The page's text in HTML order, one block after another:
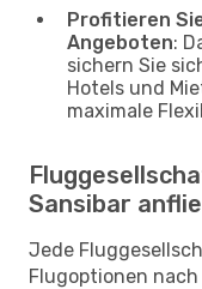
Profitieren
Angeboten:
sichern Sie
Hotels und
maximale
Sansibar
Jede
Flugoptionen nach